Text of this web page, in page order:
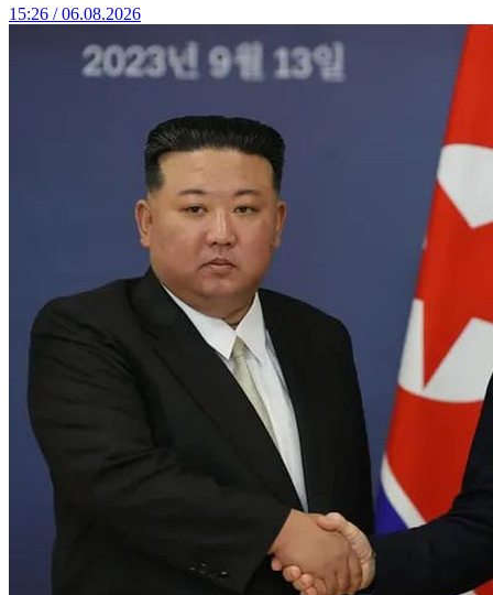
15:26 / 06.08.2026